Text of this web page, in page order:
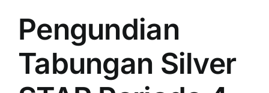
Pengundian
Tabungan Silver